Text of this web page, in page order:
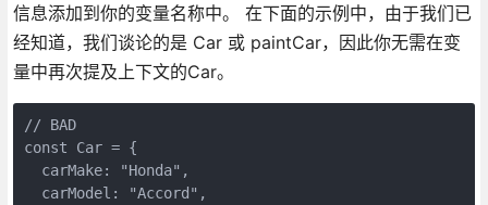
信息添加到你的变量名称中。 在下面的示例中，由于我们已
经知道，我们谈论的是 Car 或 paintCar，因此你无需在变
量中再次提及上下文的Car。
// BAD
const Car = {
  carMake: "Honda",
  carModel: "Accord",